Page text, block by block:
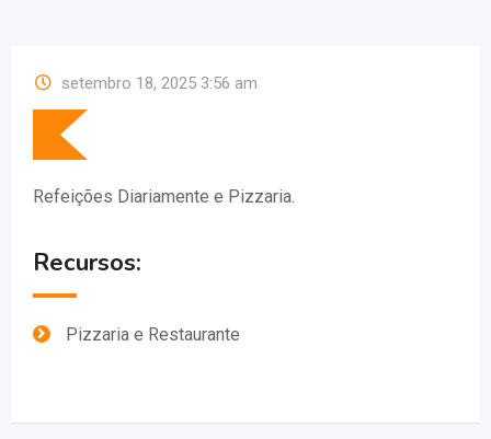
setembro 18, 2025 3:56 am
Refeições Diariamente e Pizzaria.
Recursos:
Pizzaria e Restaurante